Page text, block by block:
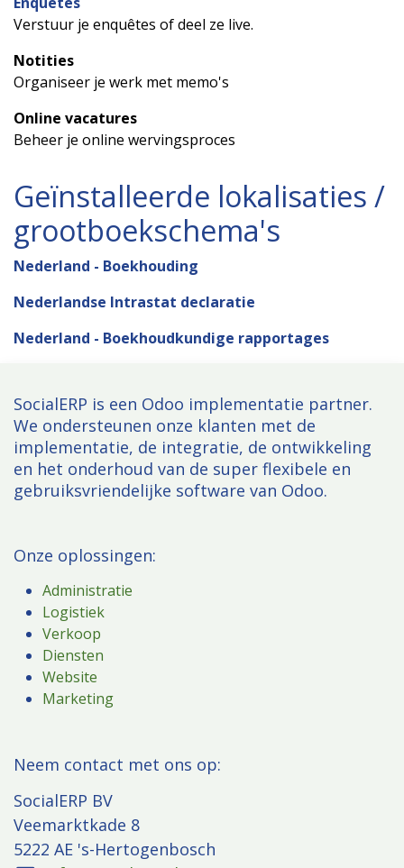
Verstuur je enquêtes of deel ze live.
Notities
Organiseer je werk met memo's
Online vacatures
Beheer je online wervingsproces
Geïnstalleerde lokalisaties /
grootboekschema's
Nederland - Boekhouding
Nederlandse Intrastat declaratie
Nederland - Boekhoudkundige rapportages
SocialERP is een Odoo implementatie partner.
We ondersteunen onze klanten met de
implementatie, de integratie, de ontwikkeling
en het onderhoud van de super flexibele en
gebruiksvriendelijke software van Odoo.
Onze oplossingen:
Administratie
Logistiek
Verkoop
Diensten
Website
Marketing
​Neem contact met ons op:
SocialERP BV
Veemarktkade 8
5222 AE 's-Hertogenbosch